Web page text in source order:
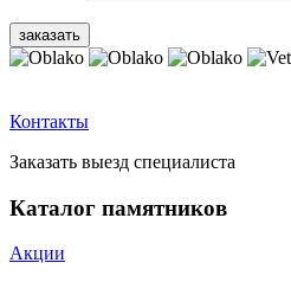
Контакты
Заказать выезд специалиста
Каталог памятников
Акции